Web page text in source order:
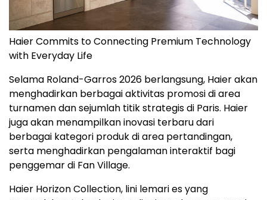
Haier Commits to Connecting Premium Technology
with Everyday Life
Selama Roland-Garros 2026 berlangsung, Haier akan
menghadirkan berbagai aktivitas promosi di area
turnamen dan sejumlah titik strategis di Paris. Haier
juga akan menampilkan inovasi terbaru dari
berbagai kategori produk di area pertandingan,
serta menghadirkan pengalaman interaktif bagi
penggemar di Fan Village.
Haier Horizon Collection, lini lemari es yang